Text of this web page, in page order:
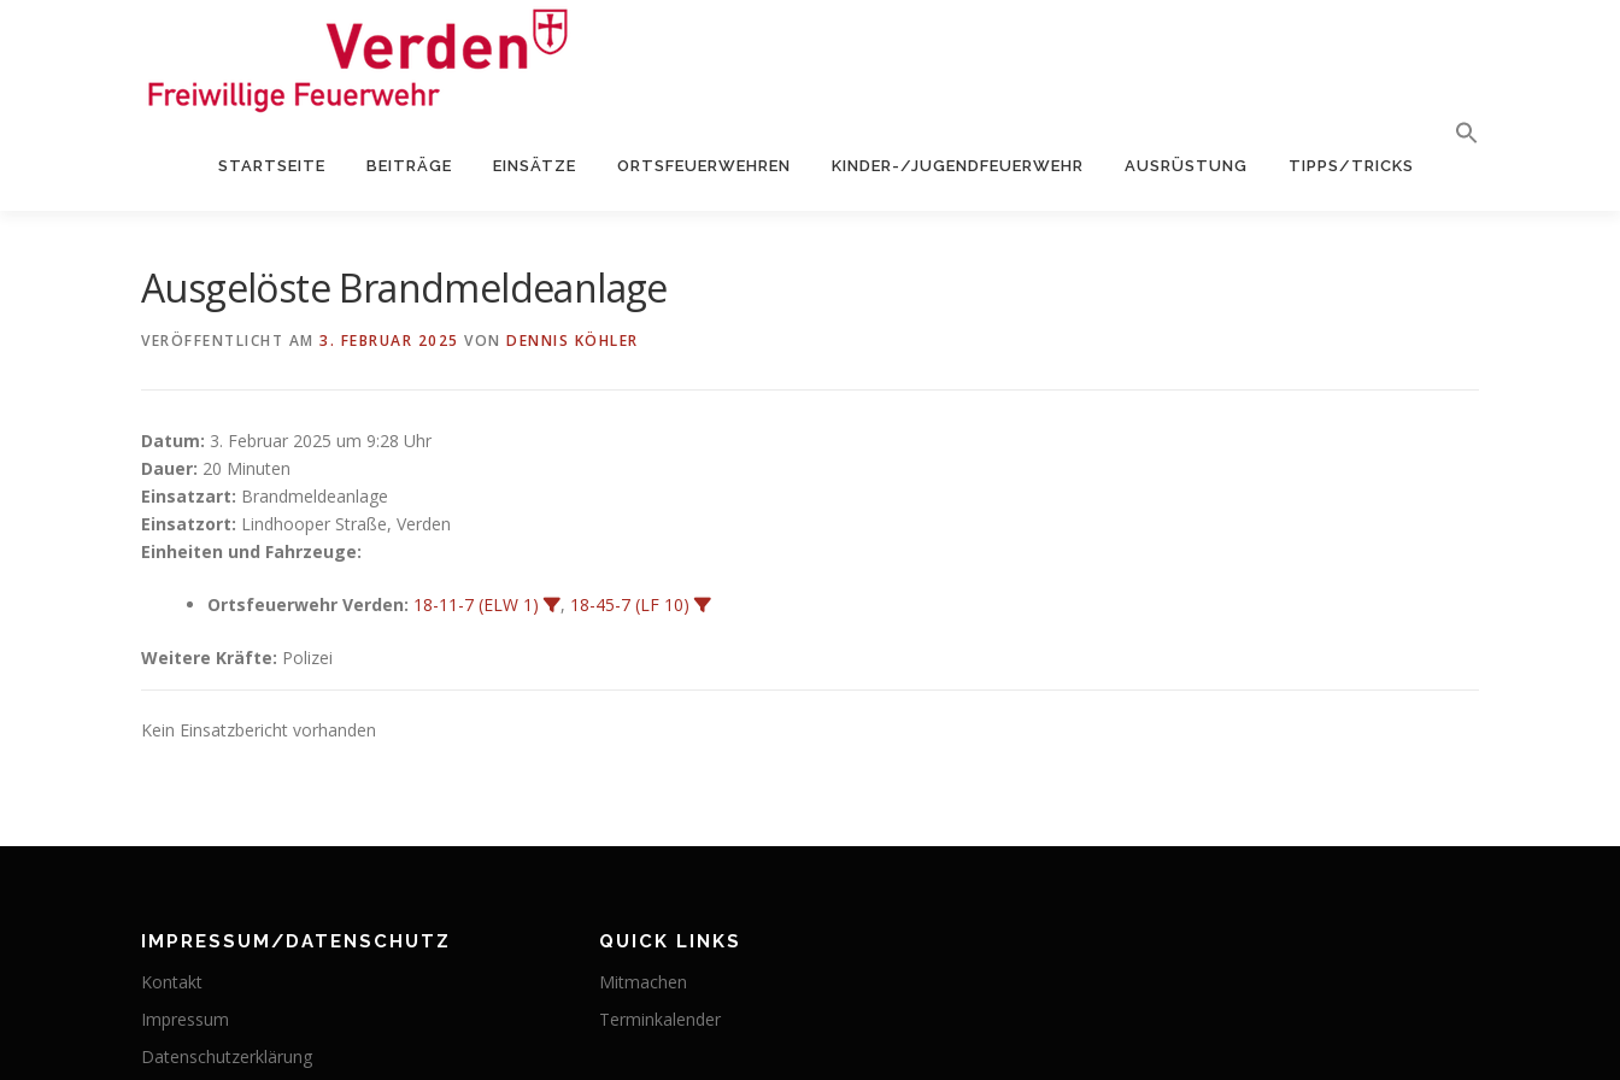
STARTSEITE BEITRÄGE EINSÄTZE ORTSFEUERWEHREN KINDER-/JUGENDFEUERWEHR AUSRÜSTUNG TIPPS/TRICKS
Ausgelöste Brandmeldeanlage
VERÖFFENTLICHT AM 3. FEBRUAR 2025 VON DENNIS KÖHLER
Datum: 3. Februar 2025 um 9:28 Uhr
Dauer: 20 Minuten
Einsatzart: Brandmeldeanlage
Einsatzort: Lindhooper Straße, Verden
Einheiten und Fahrzeuge:
Ortsfeuerwehr Verden: 18-11-7 (ELW 1) , 18-45-7 (LF 10)
Weitere Kräfte: Polizei
Kein Einsatzbericht vorhanden
IMPRESSUM/DATENSCHUTZ
Kontakt
Impressum
Datenschutzerklärung
QUICK LINKS
Mitmachen
Terminkalender